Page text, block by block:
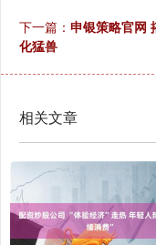
下一篇： 申银策略官网
化猛兽
相关文章